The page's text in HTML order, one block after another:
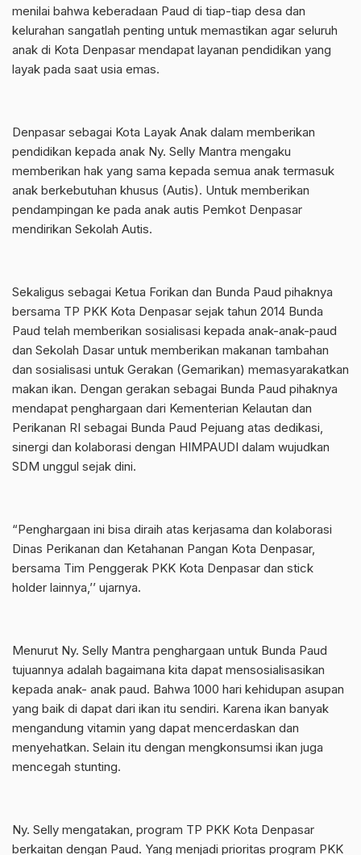
menilai bahwa keberadaan Paud di tiap-tiap desa dan
kelurahan sangatlah penting untuk memastikan agar seluruh
anak di Kota Denpasar mendapat layanan pendidikan yang
layak pada saat usia emas.
Denpasar sebagai Kota Layak Anak dalam memberikan
pendidikan kepada anak Ny. Selly Mantra mengaku
memberikan hak yang sama kepada semua anak termasuk
anak berkebutuhan khusus (Autis). Untuk memberikan
pendampingan ke pada anak autis Pemkot Denpasar
mendirikan Sekolah Autis.
Sekaligus sebagai Ketua Forikan dan Bunda Paud pihaknya
bersama TP PKK Kota Denpasar sejak tahun 2014 Bunda
Paud telah memberikan sosialisasi kepada anak-anak-paud
dan Sekolah Dasar untuk memberikan makanan tambahan
dan sosialisasi untuk Gerakan (Gemarikan) memasyarakatkan
makan ikan. Dengan gerakan sebagai Bunda Paud pihaknya
mendapat penghargaan dari Kementerian Kelautan dan
Perikanan RI sebagai Bunda Paud Pejuang atas dedikasi,
sinergi dan kolaborasi dengan HIMPAUDI dalam wujudkan
SDM unggul sejak dini.
“Penghargaan ini bisa diraih atas kerjasama dan kolaborasi
Dinas Perikanan dan Ketahanan Pangan Kota Denpasar,
bersama Tim Penggerak PKK Kota Denpasar dan stick
holder lainnya,’’ ujarnya.
Menurut Ny. Selly Mantra penghargaan untuk Bunda Paud
tujuannya adalah bagaimana kita dapat mensosialisasikan
kepada anak- anak paud. Bahwa 1000 hari kehidupan asupan
yang baik di dapat dari ikan itu sendiri. Karena ikan banyak
mengandung vitamin yang dapat mencerdaskan dan
menyehatkan. Selain itu dengan mengkonsumsi ikan juga
mencegah stunting.
Ny. Selly mengatakan, program TP PKK Kota Denpasar
berkaitan dengan Paud. Yang menjadi prioritas program PKK